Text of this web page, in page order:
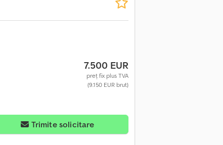
7.500 EUR
preț fix plus TVA
(9.150 EUR brut)
Trimite solicitare